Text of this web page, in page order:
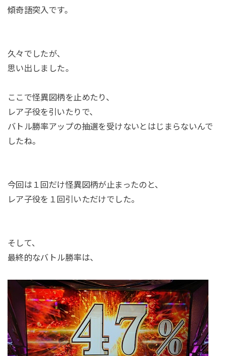
傾奇語突入です。
久々でしたが、
思い出しました。
ここで怪異図柄を止めたり、
レア子役を引いたりで、
バトル勝率アップの抽選を受けないとはじまらないんで
したね。
今回は１回だけ怪異図柄が止まったのと、
レア子役を１回引いただけでした。
そして、
最終的なバトル勝率は、